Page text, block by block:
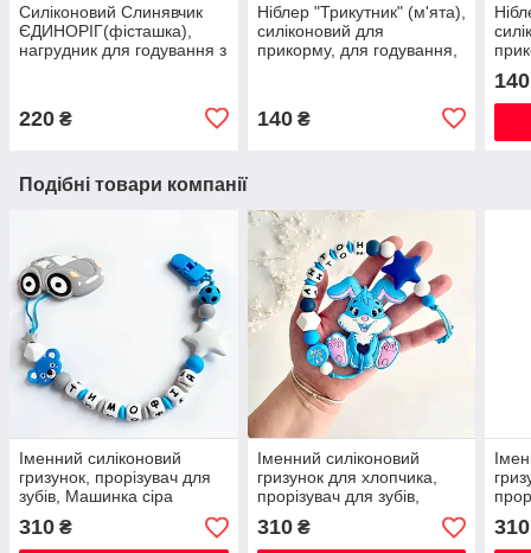
Силіконовий Слинявчик
ЄДИНОРІГ(фісташка),
нагрудник для годування з
220 ₴
Ніблер "Трикутник" (м'ята),
силіконовий для
прикорму, для годування,
140₴
140
Подібні товари компанії
Іменний силіконовий
гризунок, прорізувач для
зубів, Машинка сіра
гоночна
310 ₴
Іменний силіконовий
гризунок для хлопчика,
прорізувач для зубів,
Зайчик Банні (блакитний)
310₴ 310